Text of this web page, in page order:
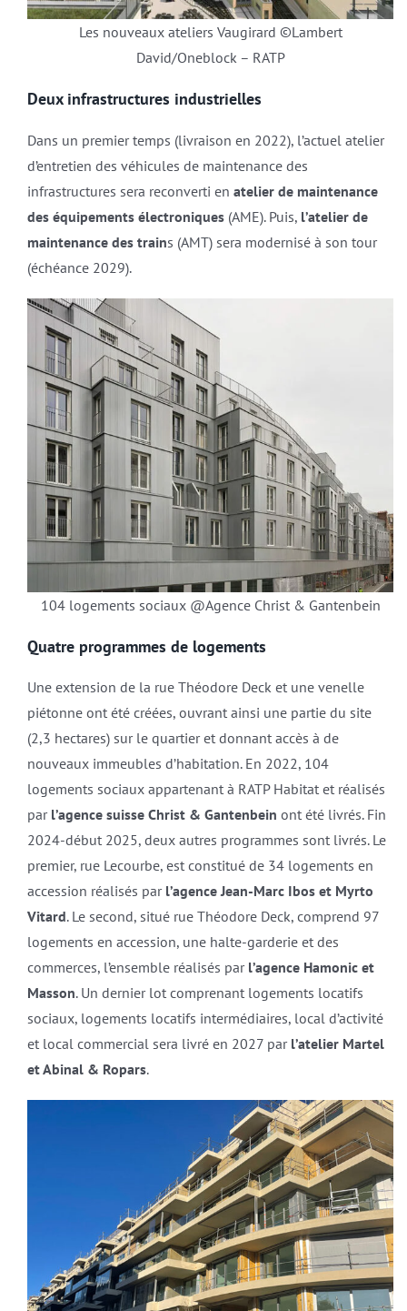
Les nouveaux ateliers Vaugirard ©Lambert
David/Oneblock – RATP
Deux infrastructures industrielles
Dans un premier temps (livraison en 2022), l’actuel atelier
d’entretien des véhicules de maintenance des
infrastructures sera reconverti en atelier de maintenance
des équipements électroniques(AME). Puis, l’atelier de
maintenance des trains (AMT) sera modernisé à son tour
(échéance 2029).
104 logements sociaux @Agence Christ & Gantenbein
Quatre programmes de logements
Une extension de la rue Théodore Deck et une venelle
piétonne ont été créées, ouvrant ainsi une partie du site
(2,3 hectares) sur le quartier et donnant accès à de
nouveaux immeubles d’habitation. En 2022, 104
logements sociaux appartenant à RATP Habitat et réalisés
par l’agence suisse Christ & Gantenbein ont été livrés. Fin
2024-début 2025, deux autres programmes sont livrés. Le
premier, rue Lecourbe, est constitué de 34 logements en
accession réalisés par l’agence Jean-Marc Ibos et Myrto
Vitard. Le second, situé rue Théodore Deck, comprend 97
logements en accession, une halte-garderie et des
commerces, l’ensemble réalisés par l’agence Hamonic et
Masson. Un dernier lot comprenant logements locatifs
sociaux, logements locatifs intermédiaires, local d’activité
et local commercial sera livré en 2027 par l’atelier Martel
et Abinal & Ropars.